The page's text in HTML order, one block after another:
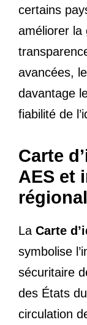
certains
améliorer la
avancées,
davantage
fiabilité de
Carte
AES et
La Carte
symbolise
sécuritaire
des États
circulation